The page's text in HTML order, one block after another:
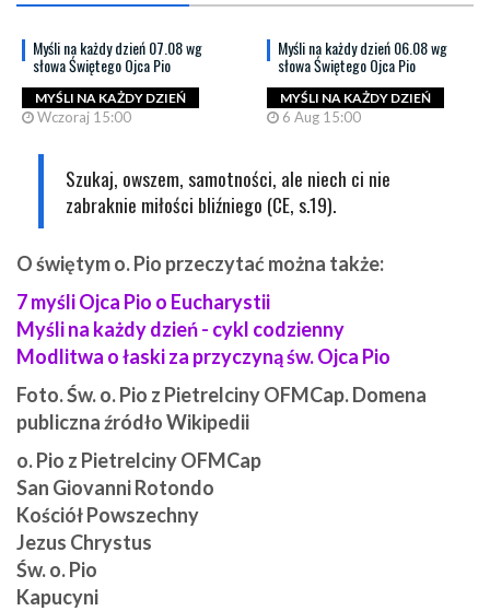
Myśli na każdy dzień 07.08 wg
słowa Świętego Ojca Pio
MYŚLI NA KAŻDY DZIEŃ
Wczoraj 15:00
Myśli na każdy dzień 06.08 wg
słowa Świętego Ojca Pio
MYŚLI NA KAŻDY DZIEŃ
6 Aug 15:00
Szukaj, owszem, samotności, ale niech ci nie
zabraknie miłości bliźniego (CE, s.19).
O świętym o. Pio przeczytać można także:
7 myśli Ojca Pio o Eucharystii
Myśli na każdy dzień - cykl codzienny
Modlitwa o łaski za przyczyną św. Ojca Pio
Foto. Św. o. Pio z Pietrelciny OFMCap. Domena
publiczna źródło Wikipedii
o. Pio z Pietrelciny OFMCap
San Giovanni Rotondo
Kościół Powszechny
Jezus Chrystus
Św. o. Pio
Kapucyni